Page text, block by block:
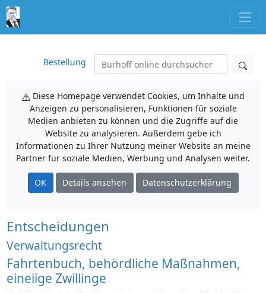
Bestellung
Diese Homepage verwendet Cookies, um Inhalte und
Anzeigen zu personalisieren, Funktionen für soziale
Medien anbieten zu können und die Zugriffe auf die
Website zu analysieren. Außerdem gebe ich
Informationen zu Ihrer Nutzung meiner Website an meine
Partner für soziale Medien, Werbung und Analysen weiter.
OK Details ansehen Datenschutzerklärung
Entscheidungen
Verwaltungsrecht
Fahrtenbuch, behördliche Maßnahmen,
eineiige Zwillinge